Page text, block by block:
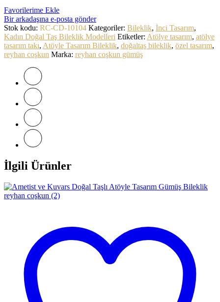
Favorilerime Ekle
Bir arkadaşına e-posta gönder
Stok kodu: RC-CD-10104 Kategoriler: Bileklik, İnci Tasarım,
Kadın Doğal Taş Bileklik Modelleri Etiketler: Atölye tasarım, atölye
tasarım takı, Atöyle Tasarım Bileklik, doğaltaş bileklik, özel tasarım,
reyhan coşkun Marka: reyhan coşkun gümüş
İlgili Ürünler